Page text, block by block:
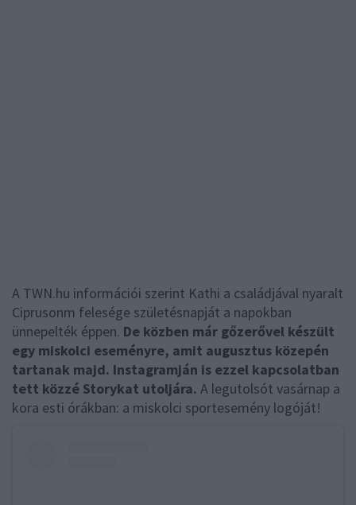
A TWN.hu információi szerint Kathi a családjával nyaralt
Ciprusonm felesége születésnapját a napokban
ünnepelték éppen. De közben már gőzerővel készült
egy miskolci eseményre, amit augusztus közepén
tartanak majd. Instagramján is ezzel kapcsolatban
tett közzé Storykat utoljára. A legutolsót vasárnap a
kora esti órákban: a miskolci sportesemény logóját!